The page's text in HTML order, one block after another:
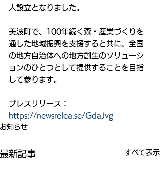
人設立となりました。
美波町で、100年続く森・産業づくりを
通した地域振興を支援すると共に、全国
の地方自治体への地方創生のソリューシ
ョンのひとつとして提供することを目指
して参ります。
プレスリリース：
https://newsrelea.se/GdaJvg
お知らせ
最新記事 すべて表示